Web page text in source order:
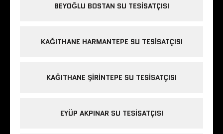
BEYOĞLU BOSTAN SU TESISATÇISI
KAĞITHANE HARMANTEPE SU TESISATÇISI
KAĞITHANE ŞIRINTEPE SU TESISATÇISI
EYÜP AKPINAR SU TESISATÇISI